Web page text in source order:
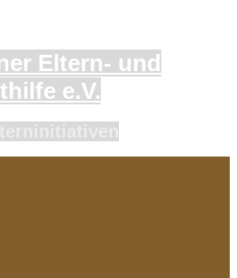
Eltern- und
e.V.